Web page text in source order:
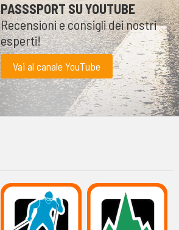
PASSSPORT SU YOUTUBE
Recensioni e consigli dei nostri
esperti!
Vai al canale YouTube